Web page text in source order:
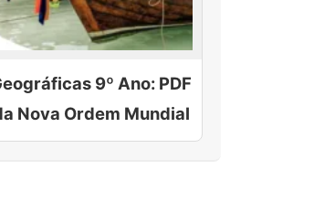
9º Ano: PDF
Nova Ordem Mundial